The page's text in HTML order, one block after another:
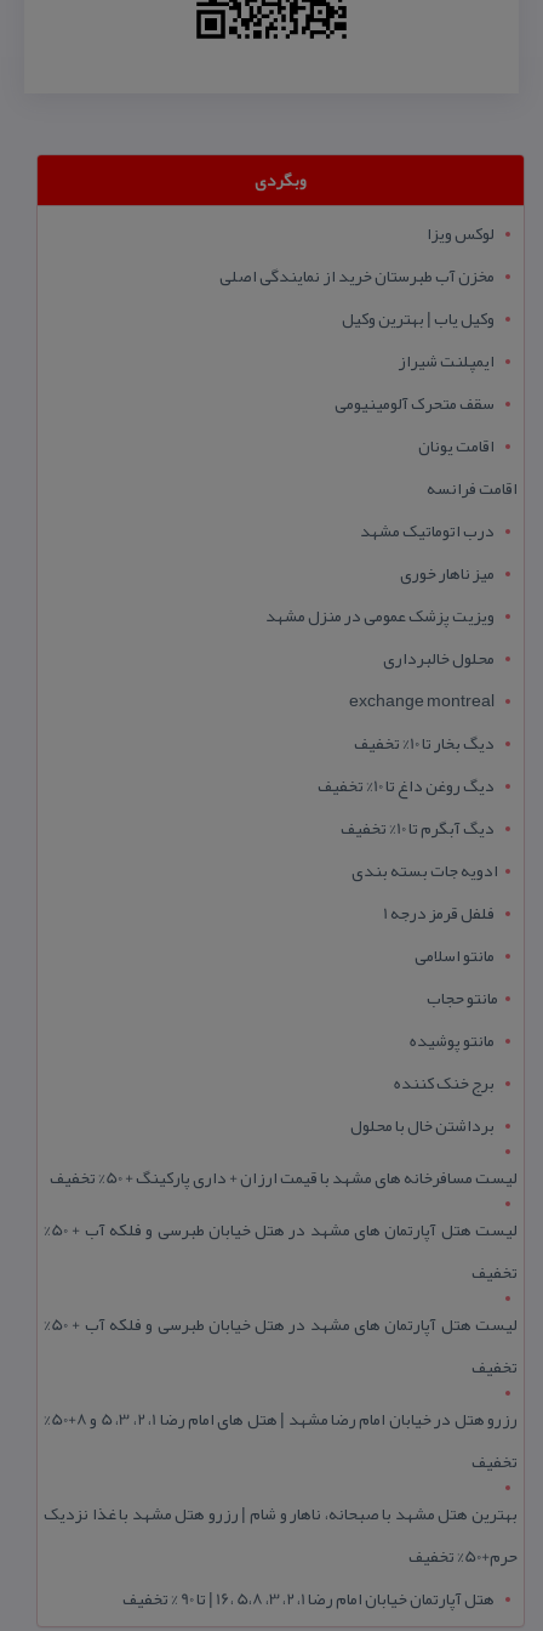
وبگردی
لوکس ویزا
مخزن آب طبرستان خرید از نمایندگی اصلی
وکیل یاب | بهترین وکیل
ایمپلنت شیراز
سقف متحرک آلومینیومی
اقامت یونان
اقامت فرانسه
درب اتوماتیک مشهد
میز ناهار خوری
ویزیت پزشک عمومی در منزل مشهد
محلول خالبرداری
exchange montreal
دیگ بخار تا 10% تخفیف
دیگ روغن داغ تا 10% تخفیف
دیگ آبگرم تا 10% تخفیف
ادویه جات بسته بندی
فلفل قرمز درجه 1
مانتو اسلامی
مانتو حجاب
مانتو پوشیده
برج خنک کننده
برداشتن خال با محلول
لیست مسافرخانه های مشهد با قیمت ارزان + داری پارکینگ + 50% تخفیف
لیست هتل آپارتمان های مشهد در هتل خیابان طبرسی و فلکه آب + 50%
تخفیف
لیست هتل آپارتمان های مشهد در هتل خیابان طبرسی و فلکه آب + 50%
تخفیف
رزرو هتل در خیابان امام رضا مشهد | هتل‌ های امام رضا 1، 2، 3، 5 و 8+50%
تخفیف
بهترین هتل مشهد با صبحانه، ناهار و شام | رزرو هتل مشهد با غذا نزدیک
حرم+50% تخفیف
هتل آپارتمان خیابان امام رضا 1، 2، 3، 5،8 ،16 | تا 90 % تخفیف